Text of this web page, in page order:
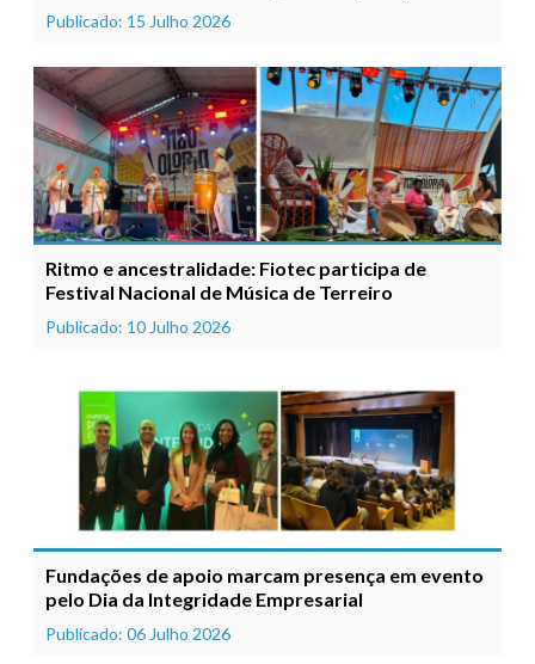
Publicado: 15 Julho 2026
Ritmo e ancestralidade: Fiotec participa de
Festival Nacional de Música de Terreiro
Publicado: 10 Julho 2026
Fundações de apoio marcam presença em evento
pelo Dia da Integridade Empresarial
Publicado: 06 Julho 2026